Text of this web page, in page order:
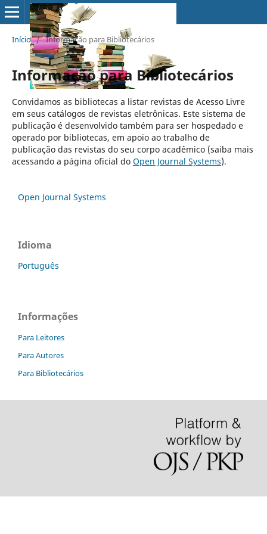
Início / Informação para Bibliotecários
Informação para Bibliotecários
Convidamos as bibliotecas a listar revistas de Acesso Livre
em seus catálogos de revistas eletrônicas. Este sistema de
publicação é desenvolvido também para ser hospedado e
operado por bibliotecas, em apoio ao trabalho de
publicação das revistas do seu corpo acadêmico (saiba mais
acessando a página oficial do Open Journal Systems).
Open Journal Systems
Idioma
Português
Informações
Para Leitores
Para Autores
Para Bibliotecários